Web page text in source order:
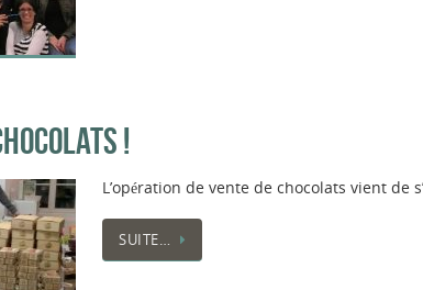
!
L’opération de vente de chocolats vient de
SUITE…